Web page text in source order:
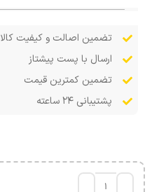
تضمین اصالت و کیفیت کالا
ارسال با پست پیشتاز
تضمین کمترین قیمت
پشتیبانی ۲۴ ساعته